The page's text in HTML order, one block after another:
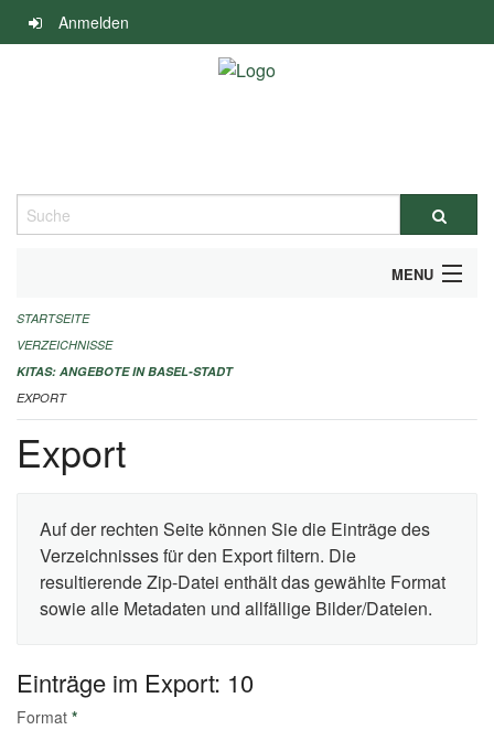
Navigation
überspringen
Anmelden
Suche
MENU
ALLGEMEINE INFORMATIONEN
IMPRESSUM
STARTSEITE
VERZEICHNISSE
KITAS: ANGEBOTE IN BASEL-STADT
EXPORT
Export
Auf der rechten Seite können Sie die Einträge des
Verzeichnisses für den Export filtern. Die
resultierende Zip-Datei enthält das gewählte Format
sowie alle Metadaten und allfällige Bilder/Dateien.
Einträge im Export: 10
Format *